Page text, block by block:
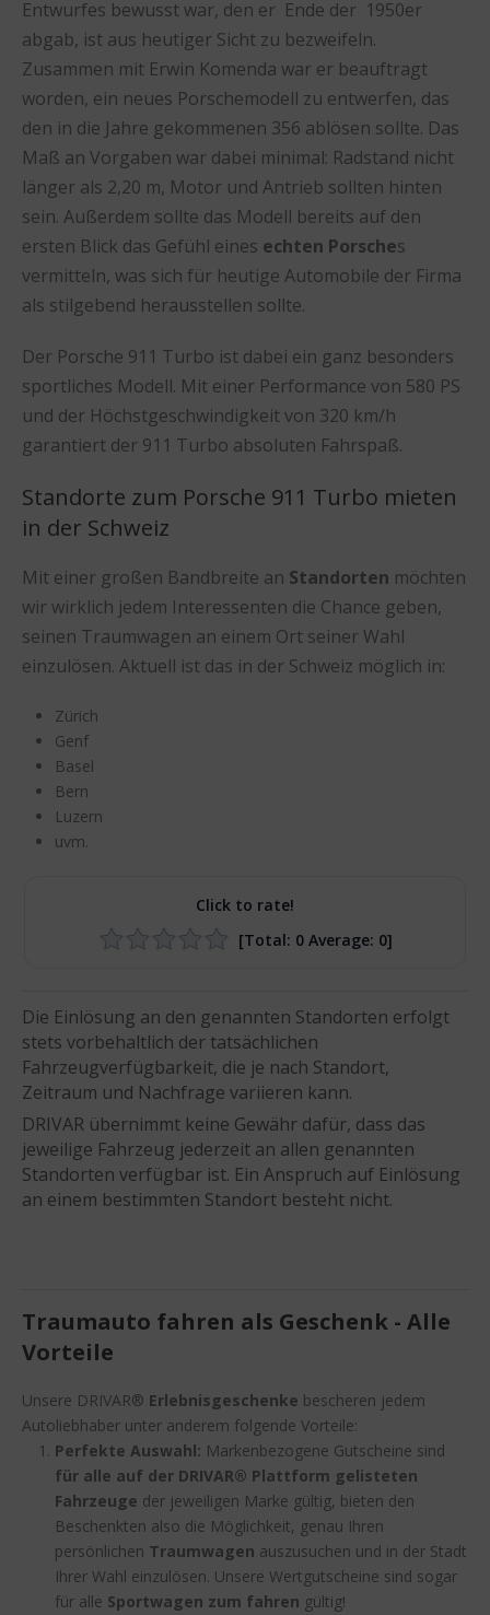
Entwurfes bewusst war, den er Ende der 1950er
abgab, ist aus heutiger Sicht zu bezweifeln.
Zusammen mit Erwin Komenda war er beauftragt
worden, ein neues Porschemodell zu entwerfen, das
den in die Jahre gekommenen 356 ablösen sollte. Das
Maß an Vorgaben war dabei minimal: Radstand nicht
länger als 2,20 m, Motor und Antrieb sollten hinten
sein. Außerdem sollte das Modell bereits auf den
ersten Blick das Gefühl eines echten Porsches
vermitteln, was sich für heutige Automobile der Firma
als stilgebend herausstellen sollte.
Der Porsche 911 Turbo ist dabei ein ganz besonders
sportliches Modell. Mit einer Performance von 580 PS
und der Höchstgeschwindigkeit von 320 km/h
garantiert der 911 Turbo absoluten Fahrspaß.
Standorte zum Porsche 911 Turbo mieten
in der Schweiz
Mit einer großen Bandbreite an Standorten möchten
wir wirklich jedem Interessenten die Chance geben,
seinen Traumwagen an einem Ort seiner Wahl
einzulösen. Aktuell ist das in der Schweiz möglich in:
Zürich
Genf
Basel
Bern
Luzern
uvm.
Click to rate!
[Total: 0Average: 0]
Die Einlösung an den genannten Standorten erfolgt
stets vorbehaltlich der tatsächlichen
Fahrzeugverfügbarkeit, die je nach Standort,
Zeitraum und Nachfrage variieren kann.
DRIVAR übernimmt keine Gewähr dafür, dass das
jeweilige Fahrzeug jederzeit an allen genannten
Standorten verfügbar ist. Ein Anspruch auf Einlösung
an einem bestimmten Standort besteht nicht.
Traumauto fahren als Geschenk - Alle
Vorteile
Unsere DRIVAR® Erlebnisgeschenke bescheren jedem
Autoliebhaber unter anderem folgende Vorteile:
Perfekte Auswahl: Markenbezogene Gutscheine sind
für alle auf der DRIVAR® Plattform gelisteten
Fahrzeuge der jeweiligen Marke gültig, bieten den
Beschenkten also die Möglichkeit, genau Ihren
persönlichen Traumwagen auszusuchen und in der Stadt
Ihrer Wahl einzulösen. Unsere Wertgutscheine sind sogar
für alle Sportwagen zum fahren gültig!